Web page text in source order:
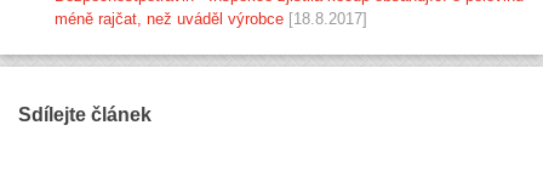
méně rajčat, než uváděl výrobce [18.8.2017]
Sdílejte článek